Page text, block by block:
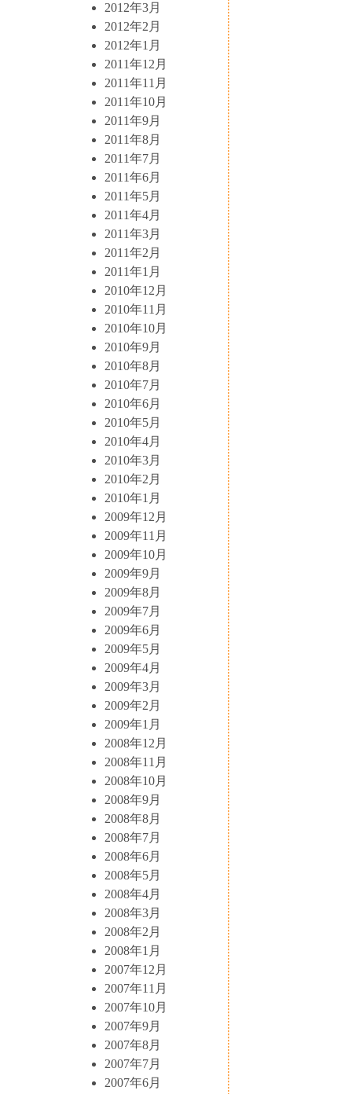
2012年3月
2012年2月
2012年1月
2011年12月
2011年11月
2011年10月
2011年9月
2011年8月
2011年7月
2011年6月
2011年5月
2011年4月
2011年3月
2011年2月
2011年1月
2010年12月
2010年11月
2010年10月
2010年9月
2010年8月
2010年7月
2010年6月
2010年5月
2010年4月
2010年3月
2010年2月
2010年1月
2009年12月
2009年11月
2009年10月
2009年9月
2009年8月
2009年7月
2009年6月
2009年5月
2009年4月
2009年3月
2009年2月
2009年1月
2008年12月
2008年11月
2008年10月
2008年9月
2008年8月
2008年7月
2008年6月
2008年5月
2008年4月
2008年3月
2008年2月
2008年1月
2007年12月
2007年11月
2007年10月
2007年9月
2007年8月
2007年7月
2007年6月